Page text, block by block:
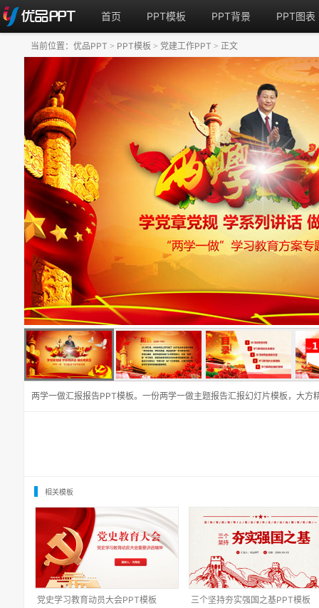
首页 PPT模板 PPT背景 PPT图表
两学一做汇报报告PPT模板。一份两学一做主题报告汇报幻灯片模板，大方
当前位置： 优品PPT > PPT模板 > 党建工作PPT > 正文
相关模板
党史学习教育动员大会PPT模板 三个坚持夯实强国之基PPT模板